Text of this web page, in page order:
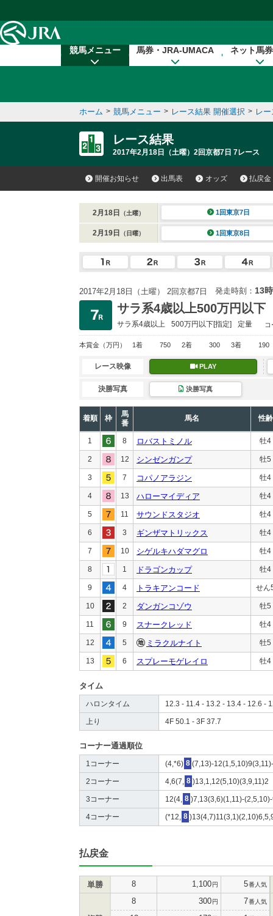
競馬メニュー 馬券・JRA-UMACA ネット馬
ホーム > 競馬メニュー > レース結果 開催選択 > レ
レース結果
2017年2月18日（土曜）2回京都7日 7レース
開催お知らせ 出馬表 オッズ 払戻金
2月18日 （土曜） 1回東京7日
2月19日 （日曜） 1回東京8日
2017年2月18日（土曜） 2回京都7日 発走時刻： 13
サラ系4歳以上500万円以下
サラ系4歳以上 500万円以下[指定] 定量
本賞金 （万円） 1着 750 2着 300 3着 190
レース映像 PLAY
決勝写真 決勝写真
着順 枠
馬
番
馬名 性齢
1 8 ロバストミノル 牡4
2 12 シンゼンガンプ 牡5
3 7 コパノアラジン 牡4
4 13 ハローマイディア 牡4
5 11 サウンドスタジオ 牡4
6 3 ギンザマトリックス 牡4
7 10 シゲルキハダマグロ 牡4
8 1 ドラゴンカップ 牡4
9 4 トラキアンコード せん
10 2 ダンガンコゾウ 牡5
11 9 スナークレッド 牡4
12 5 ミラクルナイト 牡5
13 6 スプレーモゲレイロ 牡4
タイム
ハロンタイム 12.3 - 11.4 - 13.2 - 13.4 - 12.6 -
上り 4F 50.1 - 3F 37.7
コーナー通過順位
1コーナー (4,*6) 8 (7,13)-
2コーナー 4,6(7, 8 )13,1,12(5,10)(3,9,11)2
3コーナー 12(4, 8 )7,13(3,6)(1,11)-
4コーナー (*12, 8
払戻金
単勝 8 1,100円 5番人気
8 300円 7番人気